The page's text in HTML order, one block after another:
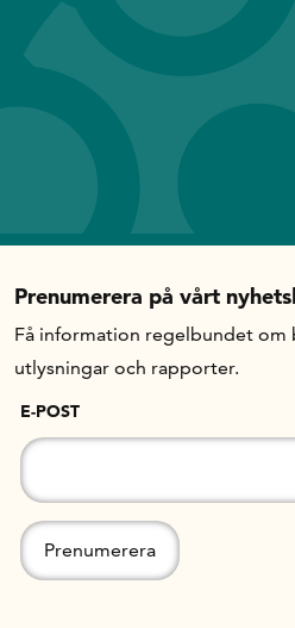
In English
Prenumerera på vårt
Få information regelbundet om
utlysningar och rapporter.
E-POST